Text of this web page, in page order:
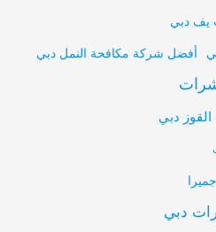
يف دبي
أفضل شركة مكافحة النمل دبي
دبي
دبي